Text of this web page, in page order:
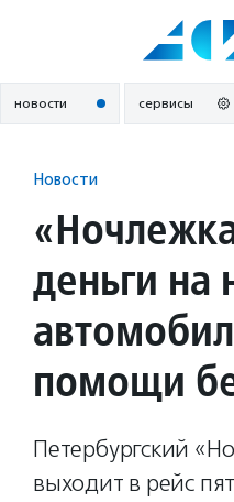
новости сервисы
Новости
деньги на
помощи
Петербургский
выходит в рейс